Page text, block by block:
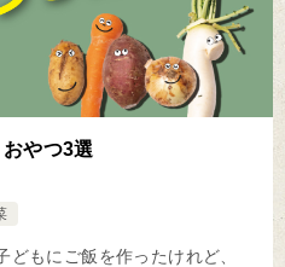
やつ3選
もにご飯を作ったけれど、